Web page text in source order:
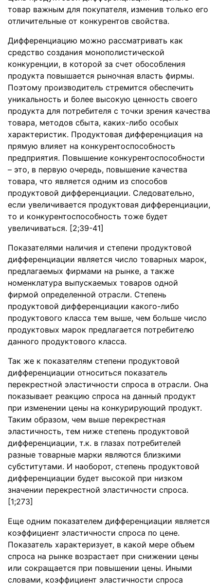
товар важным для покупателя, изменив только его
отличительные от конкурентов свойства.
Дифференциацию можно рассматривать как
средство создания монополистической
конкуренции, в которой за счет обособления
продукта повышается рыночная власть фирмы.
Поэтому производитель стремится обеспечить
уникальность и более высокую ценность своего
продукта для потребителя с точки зрения качества
товара, методов сбыта, каких-либо особых
характеристик. Продуктовая дифференциация на
прямую влияет на конкурентоспособность
предприятия. Повышение конкурентоспособности
– это, в первую очередь, повышение качества
товара, что является одним из способов
продуктовой дифференциации. Следовательно,
если увеличивается продуктовая дифференциации,
то и конкурентоспособность тоже будет
увеличиваться. [2;39-41]
Показателями наличия и степени продуктовой
дифференциации является число товарных марок,
предлагаемых фирмами на рынке, а также
номенклатура выпускаемых товаров одной
фирмой определенной отрасли. Степень
продуктовой дифференциации какого-либо
продуктового класса тем выше, чем больше число
продуктовых марок предлагается потребителю
данного продуктового класса.
Так же к показателям степени продуктовой
дифференциации относиться показатель
перекрестной эластичности спроса в отрасли. Она
показывает реакцию спроса на данный продукт
при изменении цены на конкурирующий продукт.
Таким образом, чем выше перекрестная
эластичность, тем ниже степень продуктовой
дифференциации, т.к. в глазах потребителей
разные товарные марки являются близкими
субститутами. И наоборот, степень продуктовой
дифференциации будет высокой при низком
значении перекрестной эластичности спроса.
[1;273]
Еще одним показателем дифференциации является
коэффициент эластичности спроса по цене.
Показатель характеризует, в какой мере объем
спроса на рынке возрастает при снижении цены
или сокращается при повышении цены. Иными
словами, коэффициент эластичности спроса